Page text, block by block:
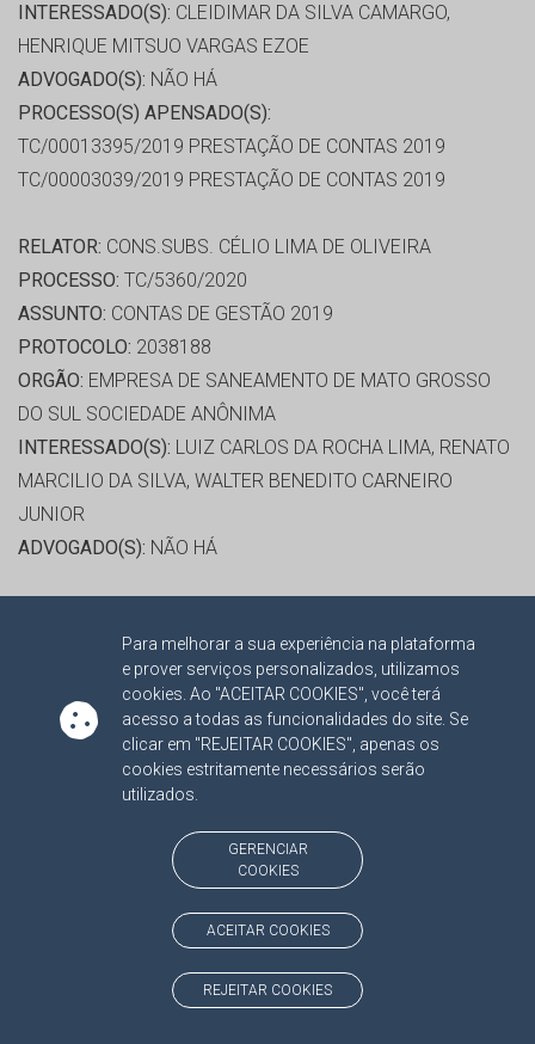
Para melhorar a sua experiência na plataforma
e prover serviços personalizados, utilizamos
cookies. Ao "ACEITAR COOKIES", você terá
acesso a todas as funcionalidades do site. Se
clicar em "REJEITAR COOKIES", apenas os
cookies estritamente necessários serão
utilizados.
GERENCIAR
COOKIES
ACEITAR COOKIES
REJEITAR COOKIES
INTERESSADO(S): CLEIDIMAR DA SILVA CAMARGO,
HENRIQUE MITSUO VARGAS EZOE
ADVOGADO(S): NÃO HÁ
PROCESSO(S) APENSADO(S):
TC/00013395/2019 PRESTAÇÃO DE CONTAS 2019
TC/00003039/2019 PRESTAÇÃO DE CONTAS 2019
RELATOR: CONS.SUBS. CÉLIO LIMA DE OLIVEIRA
PROCESSO: TC/5360/2020
ASSUNTO: CONTAS DE GESTÃO 2019
PROTOCOLO: 2038188
ORGÃO: EMPRESA DE SANEAMENTO DE MATO GROSSO
DO SUL SOCIEDADE ANÔNIMA
INTERESSADO(S): LUIZ CARLOS DA ROCHA LIMA, RENATO
MARCILIO DA SILVA, WALTER BENEDITO CARNEIRO
JUNIOR
ADVOGADO(S): NÃO HÁ
TC/5273/2021
CONTAS DE GESTÃO 2020
PROTOCOLO:2105029
EMPRESA DE SANEAMENTO DE MATO GROSSO
DO SUL SOCIEDADE ANÔNIMA
BENEDITO CARNEIRO JUNIOR
NÃO HÁ
CONS.SUBS. CÉLIO LIMA DE OLIVEIRA
TC/14680/2022